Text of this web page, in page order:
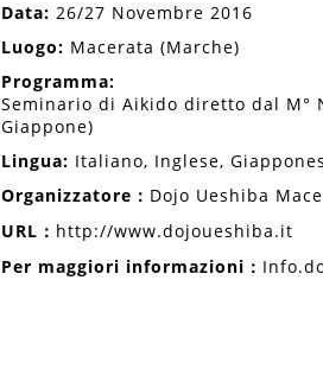
Data: 26/27 Novembre 2016
Luogo: Macerata (Marche)
Programma:
Seminario di Aikido diretto dal M°
Giappone)
Lingua: Italiano, Inglese,
Organizzatore ： Dojo Ueshiba
URL ： http://www.dojoueshiba.it
Per maggiori informazioni ：